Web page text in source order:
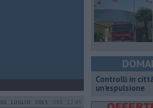
02 LUGLIO 2015 ORE 12:45
Controlli in
un'espulsione